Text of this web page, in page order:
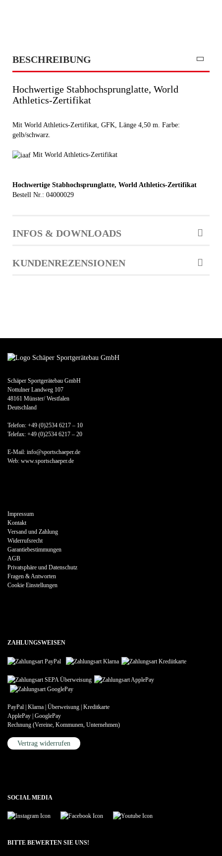
BESCHREIBUNG
Hochwertige Stabhochsprunglatte, World
Athletics-Zertifikat
Mit World Athletics-Zertifikat, GFK, Länge 4,50 m. Farbe:
gelb/schwarz.
Mit World Athletics-Zertifikat
Hochwertige Stabhochsprunglatte, World Athletics-Zertifikat
Bestell Nr.: 04000029
INFOS & DOWNLOADS
KUNDENREZENSIONEN
Schäper Sportgerätebau GmbH
Nottulner Landweg 107
48161 Münster/ Westfalen
Deutschland
Telefon: +49 (0)2534 6217 – 10
Telefax: +49 (0)2534 6217 – 20
E-Mail: info@sportschaeper.de
Web: www.sportschaeper.de
Impressum
Kontakt
Versand und Zahlung
Widerrufsrecht
Garantiebestimmungen
AGB
Privatsphäre und Datenschutz
Fragen & Antworten
Cookie Einstellungen
ZAHLUNGSWEISEN
PayPal | Klarna | Überweisung | Kreditkarte
ApplePay | GooglePay
Rechnung (Vereine, Kommunen, Unternehmen)
Vertrag widerrufen
SOCIAL MEDIA
BITTE BEWERTEN SIE UNS!